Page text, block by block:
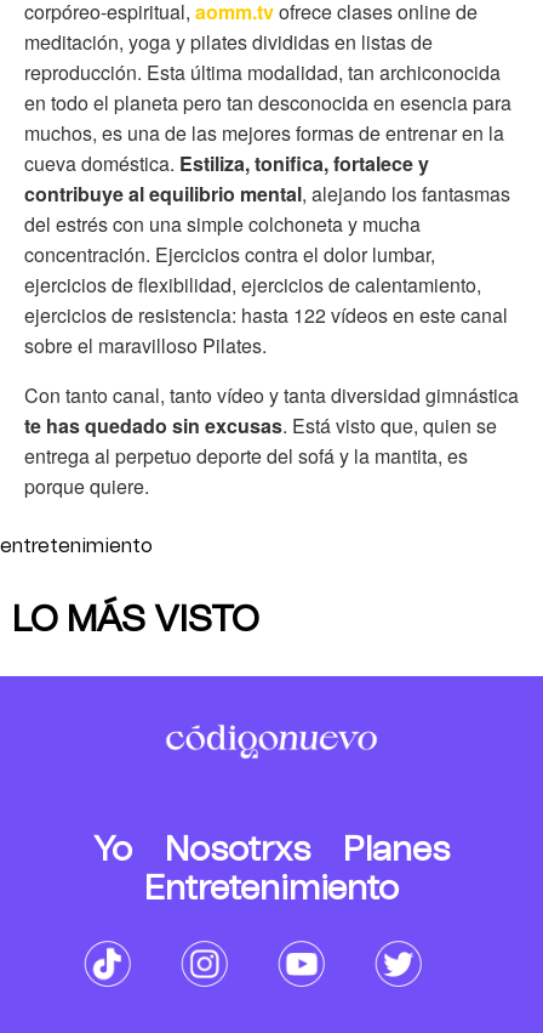
corpóreo-espiritual, aomm.tvofrece clases online de
meditación, yoga y pilates divididas en listas de
reproducción. Esta última modalidad, tan archiconocida
en todo el planeta pero tan desconocida en esencia para
muchos, es una de las mejores formas de entrenar en la
cueva doméstica. Estiliza, tonifica, fortalece y
contribuye al equilibrio mental, alejando los fantasmas
del estrés con una simple colchoneta y mucha
concentración. Ejercicios contra el dolor lumbar,
ejercicios de flexibilidad, ejercicios de calentamiento,
ejercicios de resistencia: hasta 122 vídeos en este canal
sobre el maravilloso Pilates.
Con tanto canal, tanto vídeo y tanta diversidad gimnástica
te has quedado sin excusas. Está visto que, quien se
entrega al perpetuo deporte del sofá y la mantita, es
porque quiere.
entretenimiento
LO MÁS VISTO
Yo Nosotrxs
Planes
Entretenimiento